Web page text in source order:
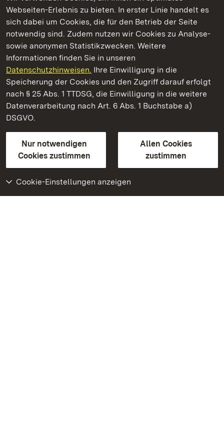
Webseiten-Erlebnis zu bieten. In erster Linie handelt es
sich dabei um Cookies, die für den Betrieb der Seite
notwendig sind. Zudem nutzen wir Cookies zu Analyse-
sowie anonymen Statistikzwecken. Weitere
Informationen finden Sie in unseren
Datenschutzhinweisen. Ihre Einwilligung in die
Speicherung der Cookies und den Zugriff darauf erfolgt
nach § 25 Abs. 1 TTDSG, die Einwilligung in die weitere
Datenverarbeitung nach Art. 6 Abs. 1 Buchstabe a)
DSGVO.
Nur notwendigen
Cookies zustimmen
Allen Cookies
zustimmen
Cookie-Einstellungen anzeigen
Kommen. Staunen. Genießen.
Residenzschloss Ludwigsburg
Staatliche Schlösser und Gärten Baden-Württemberg
Kontakt
GebärdenspracheLeichte Sprache
Erklärung zur Barrierefreiheit
BITV-konform (geprüfte Seiten)
Weiteres